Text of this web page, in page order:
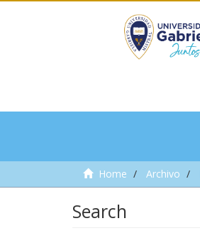
Home Archivo
Search